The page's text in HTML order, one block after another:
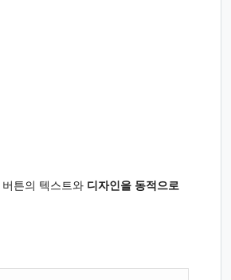
튼의 텍스트와 디자인을 동적으로